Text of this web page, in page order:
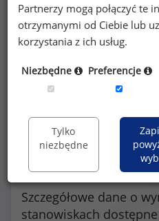
53%
Szczegółowe dane o
stanowiskach
Partnerzy mogą połączyć te
otrzymanymi od Ciebie lub
korzystania z ich usług.
Niezbędne Preferencje
Tylko
niezbędne